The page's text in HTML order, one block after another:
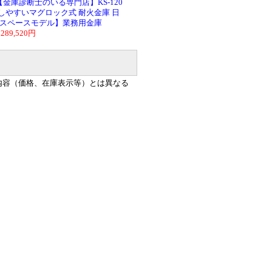
庫診断士のいる専門店】KS-120
やすいマグロック式 耐火金庫 日
ペースモデル】業務用金庫
289,520円
（価格、在庫表示等）とは異なる